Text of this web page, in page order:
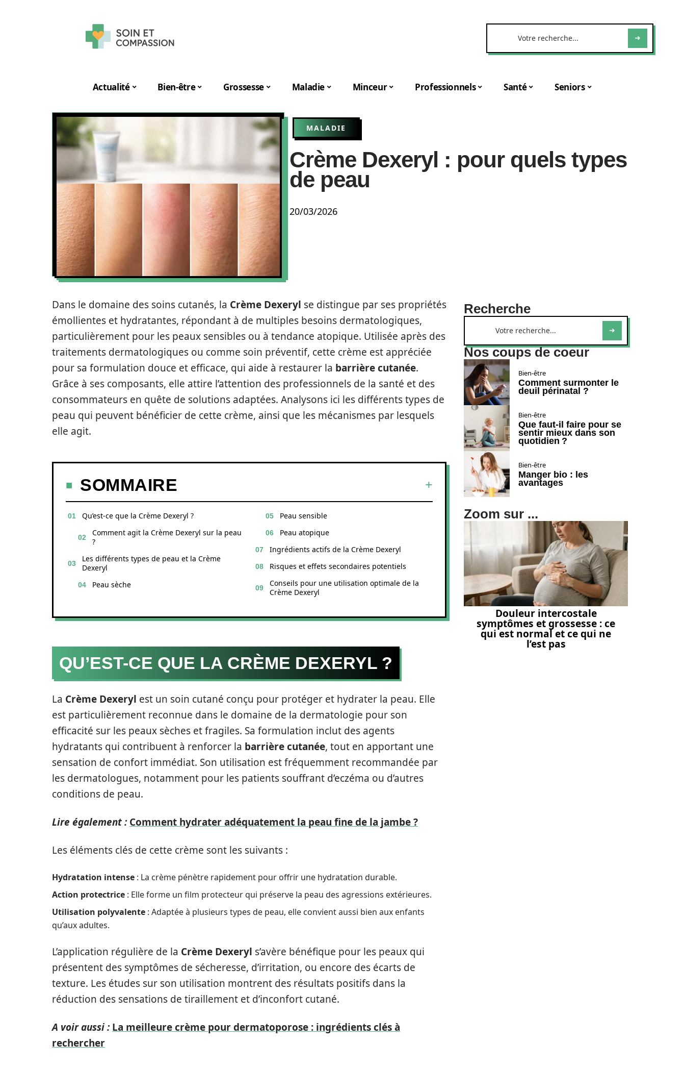
Actualité Bien-être Grossesse Maladie Minceur Professionnels Santé Seniors
MALADIE
Crème Dexeryl : pour quels types
de peau
20/03/2026
Dans le domaine des soins cutanés, la Crème Dexeryl se distingue par ses propriétés
émollientes et hydratantes, répondant à de multiples besoins dermatologiques,
particulièrement pour les peaux sensibles ou à tendance atopique. Utilisée après des
traitements dermatologiques ou comme soin préventif, cette crème est appréciée
pour sa formulation douce et efficace, qui aide à restaurer la barrière cutanée.
Grâce à ses composants, elle attire l’attention des professionnels de la santé et des
consommateurs en quête de solutions adaptées. Analysons ici les différents types de
peau qui peuvent bénéficier de cette crème, ainsi que les mécanismes par lesquels
elle agit.
SOMMAIRE
Qu’est-ce que la Crème Dexeryl ?
Comment agit la Crème Dexeryl sur la peau
?
Les différents types de peau et la Crème
Dexeryl
Peau sèche
Peau sensible
Peau atopique
Ingrédients actifs de la Crème Dexeryl
Risques et effets secondaires potentiels
Conseils pour une utilisation optimale de la
Crème Dexeryl
QU’EST-CE QUE LA CRÈME DEXERYL ?
La Crème Dexeryl est un soin cutané conçu pour protéger et hydrater la peau. Elle
est particulièrement reconnue dans le domaine de la dermatologie pour son
efficacité sur les peaux sèches et fragiles. Sa formulation inclut des agents
hydratants qui contribuent à renforcer la barrière cutanée, tout en apportant une
sensation de confort immédiat. Son utilisation est fréquemment recommandée par
les dermatologues, notamment pour les patients souffrant d’eczéma ou d’autres
conditions de peau.
Lire également : Comment hydrater adéquatement la peau fine de la jambe ?
Les éléments clés de cette crème sont les suivants :
Hydratation intense : La crème pénètre rapidement pour offrir une hydratation durable.
Action protectrice : Elle forme un film protecteur qui préserve la peau des agressions extérieures.
Utilisation polyvalente : Adaptée à plusieurs types de peau, elle convient aussi bien aux enfants
qu’aux adultes.
L’application régulière de la Crème Dexeryl s’avère bénéfique pour les peaux qui
présentent des symptômes de sécheresse, d’irritation, ou encore des écarts de
texture. Les études sur son utilisation montrent des résultats positifs dans la
réduction des sensations de tiraillement et d’inconfort cutané.
A voir aussi : La meilleure crème pour dermatoporose : ingrédients clés à
rechercher
Recherche
Nos coups de coeur
Bien-être
Comment surmonter le
deuil périnatal ?
Bien-être
Que faut-il faire pour se
sentir mieux dans son
quotidien ?
Bien-être
Manger bio : les
avantages
Zoom sur ...
Douleur intercostale
symptômes et grossesse : ce
qui est normal et ce qui ne
l’est pas